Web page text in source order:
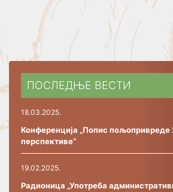
ПОСЛЕДЊЕ ВЕСТИ
18.03.2025.
Конференција „Попис пољопривреде
перспективе“
19.02.2025.
Радионица „Употреба